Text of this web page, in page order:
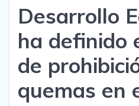
Desarrollo
ha definido
de
quemas en